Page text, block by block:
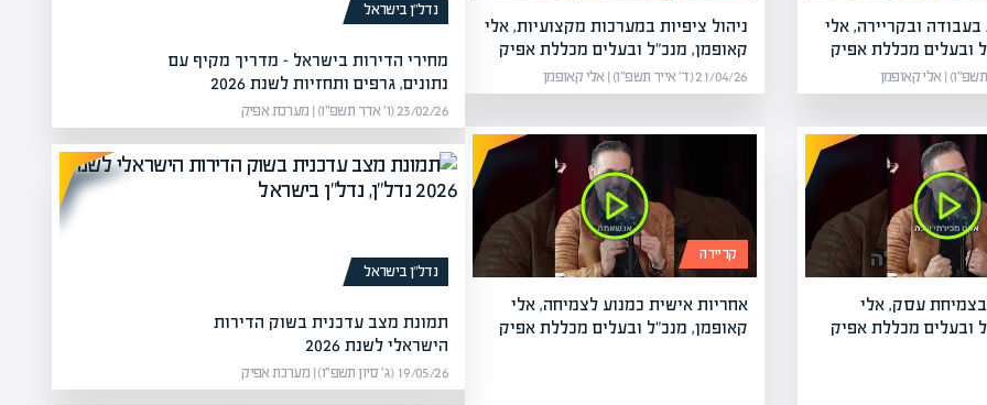
ובקריירה, אלי
ובעלים מכללת אפיק
ניהול ציפיות במערכות מקצועיות, אלי
קאופמן, מנכ"ל ובעלים מכללת אפיק
21/04/26 (ד׳ אייר תשפ״ו) | אלי קאופמן
שווי
שווי
באתר
בצמיחת עסק, אלי
ובעלים מכללת אפיק
קריירה
אחריות אישית כמנוע לצמיחה, אלי
קאופמן, מנכ"ל ובעלים מכללת אפיק
נדל”ן בישראל
מחירי הדירות בישראל – מדריך מקיף עם
נתונים, גרפים ותחזיות לשנת 2026
23/02/26 (ו׳ אדר תשפ״ו) | מערכת אפיק
נדל”ן בישראל
תמונת מצב עדכנית בשוק הדירות
הישראלי לשנת 2026
19/05/26 (ג׳ סיון תשפ״ו) | מערכת אפיק